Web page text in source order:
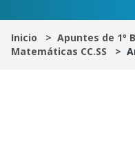
E.S.O
Inicio
Apuntes de 1º
Matemáticas CC.SS